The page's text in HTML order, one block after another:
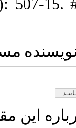
Life 2019;